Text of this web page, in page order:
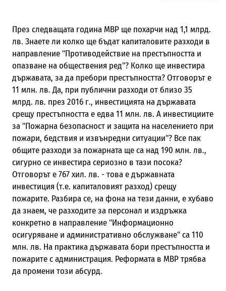
През следващата година МВР ще похарчи над 1,1 млрд.
лв. Знаете ли колко ще бъдат капиталовите разходи в
направление "Противодействие на престъпността и
опазване на обществения ред"? Колко ще инвестира
държавата, за да пребори престъпността? Отговорът е
11 млн. лв. Да, при публични разходи от близо 35
млрд. лв. през 2016 г., инвестицията на държавата
срещу престъпността е едва 11 млн. лв. А инвестициите
за "Пожарна безопасност и защита на населението при
пожари, бедствия и извънредни ситуации"? Все пак
общите разходи за пожарната ще са над 190 млн. лв.,
сигурно се инвестира сериозно в тази посока?
Отговорът е 767 хил. лв. - това е държавната
инвестиция (т.е. капиталовият разход) срещу
пожарите. Разбира се, на фона на тези данни, е хубаво
да знаем, че разходите за персонал и издръжка
конкретно в направление "Информационно
осигуряване и административно обслужване" са 110
млн. лв. На практика държавата бори престъпността и
пожарите с администрация. Реформата в МВР трябва
да промени този абсурд.